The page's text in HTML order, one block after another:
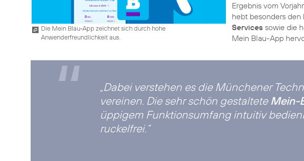
Die Mein Blau-App zeichnet sich durch hohe
Anwenderfreundlichkeit aus.
Ergebnis vom
hebt besonders den
Services sowie die
Mein Blau-App
“
„Dabei verstehen es die Münchener
vereinen. Die sehr schön gestaltete Mein-
üppigem Funktionsumfang intuitiv
ruckelfrei.“